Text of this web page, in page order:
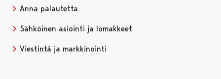
Anna palautetta
Sähköinen asiointi ja lomakkeet
Viestintä ja markkinointi